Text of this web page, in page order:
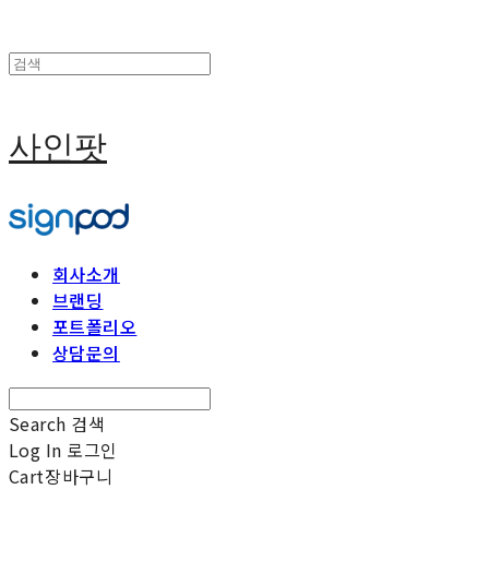
사인팟
회사소개
브랜딩
포트폴리오
상담문의
Search 검색
Log In 로그인
Cart장바구니